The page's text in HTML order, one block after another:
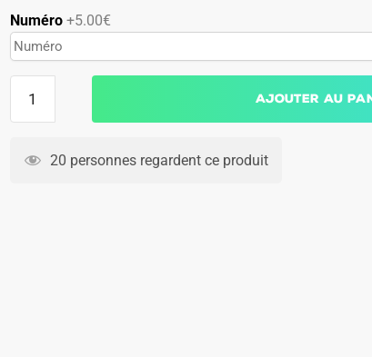
Numéro+5.00€
Real
Ajouter au
20 personnes regardent ce produit